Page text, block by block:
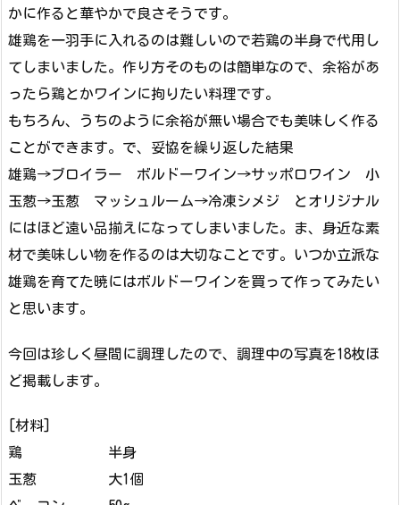
かに作ると華やかで良さそうです。
雄鶏を一羽手に入れるのは難しいので若鶏の半身で代用し
てしまいました。作り方そのものは簡単なので、余裕があ
ったら鶏とかワインに拘りたい料理です。
もちろん、うちのように余裕が無い場合でも美味しく作る
ことができます。で、妥協を繰り返した結果
雄鶏→ブロイラー ボルドーワイン→サッポロワイン 小
玉葱→玉葱 マッシュルーム→冷凍シメジ とオリジナル
にはほど遠い品揃えになってしまいました。ま、身近な素
材で美味しい物を作るのは大切なことです。いつか立派な
雄鶏を育てた暁にはボルドーワインを買って作ってみたい
と思います。
今回は珍しく昼間に調理したので、調理中の写真を18枚ほ
ど掲載します。
[材料]
鶏 半身
玉葱 大1個